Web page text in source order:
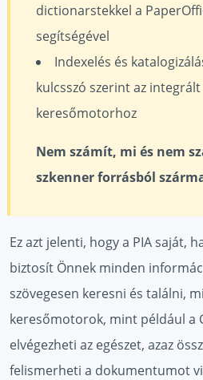
dictionarstekkel a
segítségével
Indexelés és
kulcsszó szerint az
keresőmotorhoz
Nem számít, mi és nem
szkenner forrásból
Ez azt jelenti, hogy a PIA saját,
biztosít Önnek minden
szövegesen keresni és találni,
keresőmotorok, mint például a
elvégezheti az egészet, azaz
felismerheti a dokumentumot